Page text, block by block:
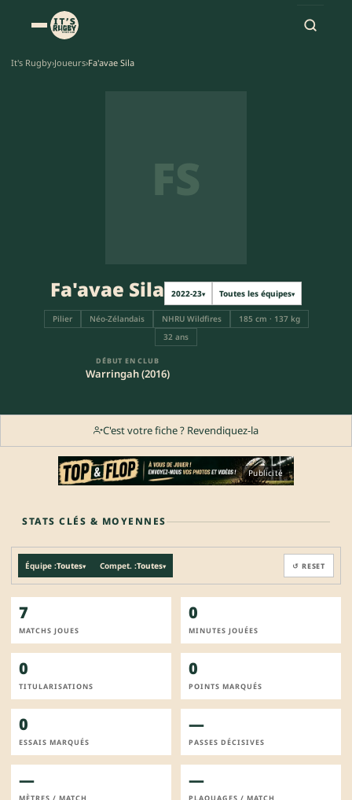
It's Rugby›Joueurs›Fa'avae Sila
FS
Fa'avae Sila 2022-23▾ Toutes les équipes▾
Pilier Néo-Zélandais NHRU Wildfires
185 cm · 137 kg
32 ans
DÉBUT EN CLUB
Warringah (2016)
C'est votre fiche ? Revendiquez-la
Publicité
STATS CLÉS & MOYENNES
Équipe :Toutes▾ Compet. :Toutes▾ ↺ RESET
7
MATCHS JOUES
0
MINUTES JOUÉES
0
TITULARISATIONS
0
POINTS MARQUÉS
0
ESSAIS MARQUÉS
—
PASSES DÉCISIVES
— —